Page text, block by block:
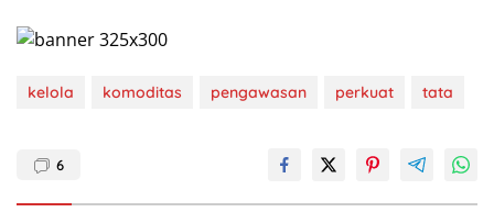
kelola komoditas pengawasan perkuat tata
6